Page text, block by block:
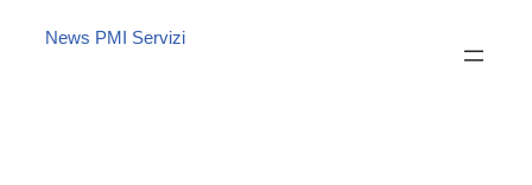
News PMI Servizi